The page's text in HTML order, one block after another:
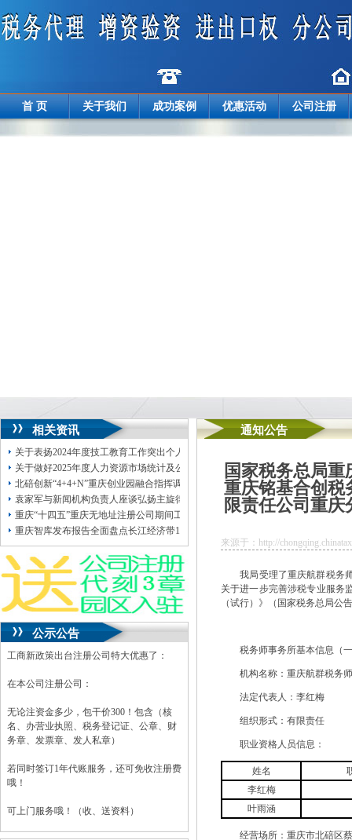
首 页 关于我们 成功案例 优惠活动 公司注册
相关资讯
关于表扬2024年度技工教育工作突出个人的公司地址挂靠通报
关于做好2025年度人力资源市场统计及公示工作的公司注册地址挂靠通知
北碚创新“4+4+N”重庆创业园融合指挥调度体系激活超大城市治理新动能
袁家军与新闻机构负责人座谈弘扬主旋律凝聚正能量为现代化新重庆重庆地址挂
重庆“十四五”重庆无地址注册公司期间工业投资年均增速11%新能源汽车产业年
重庆智库发布报告全面盘点长江经济带10年发展成就长江经济带“十五五”公司注
公示公告
工商新政策出台注册公司特大优惠了：
在本公司注册公司：
无论注资金多少，包干价300！包含（核
名、办营业执照、税务登记证、公章、财
务章、发票章、发人私章）
若同时签订1年代账服务，还可免收注册费
哦！
可上门服务哦！（收、送资料）
通知公告
国家税务总局
重庆铭基合创税
限责任公司重
来源于：http://
我局受理了重庆航群税务师
关于进一步完善涉税专业服务
（试行）》（国家税务总局公
税务师事务所基本信息（
机构名称：重庆航群税务师
法定代表人：李红梅
组织形式：有限责任
职业资格人员信息：
姓名
李红梅
叶雨涵
经营场所：重庆市北碚区蔡